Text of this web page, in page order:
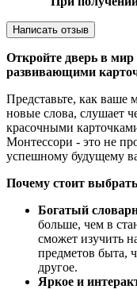
Написать отзыв
Откройте дверь в
развивающими
Представьте, как ваше
новые слова, слушает
красочными
Монтессори - это не
успешному будущему
Почему стоит
Богатый
больше, чем в
сможет изучить
предметов быта,
другое.
Яркое и